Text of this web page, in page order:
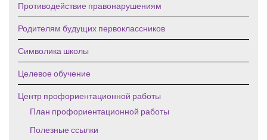
Противодействие правонарушениям
Родителям будущих первоклассников
Символика школы
Целевое обучение
Центр профориентационной работы
План профориентационной работы
Полезные ссылки